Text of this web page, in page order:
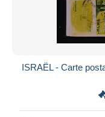
ISRAËL - Carte